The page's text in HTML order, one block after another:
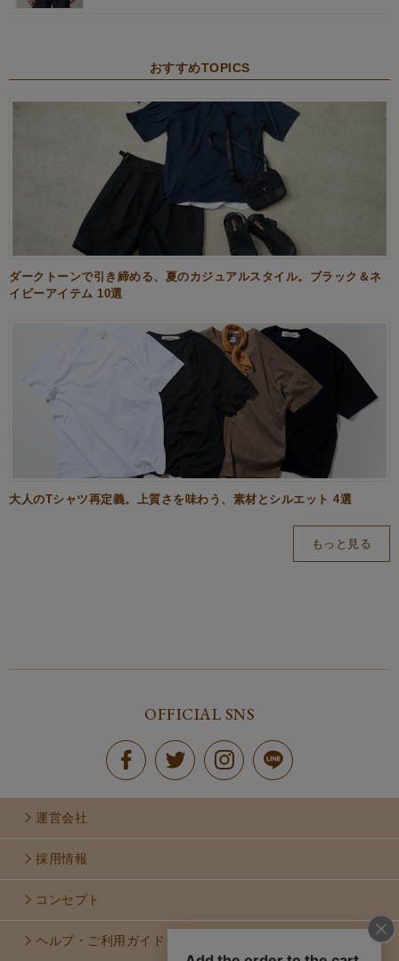
おすすめTOPICS
ダークトーンで引き締める、夏のカジュアルスタイル。ブラック＆ネ
イビーアイテム 10選
大人のTシャツ再定義。上質さを味わう、素材とシルエット 4選
もっと見る
OFFICIAL SNS
運営会社
採用情報
コンセプト
ヘルプ・ご利用ガイド